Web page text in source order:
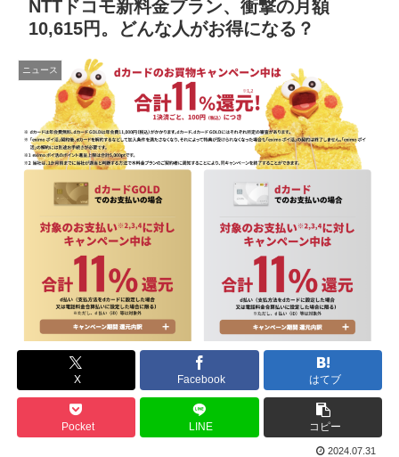
NTTドコモ新料金プラン、衝撃の月額
10,615円。どんな人がお得になる？
ニュース
X Facebook はてブ
Pocket LINE コピー
2024.07.31